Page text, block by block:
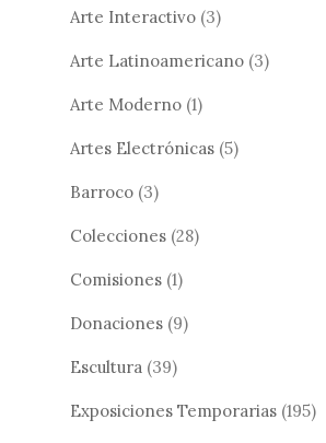
Arte Interactivo (3)
Arte Latinoamericano (3)
Arte Moderno (1)
Artes Electrónicas (5)
Barroco (3)
Colecciones (28)
Comisiones (1)
Donaciones (9)
Escultura (39)
Exposiciones Temporarias (195)